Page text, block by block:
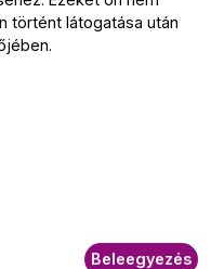
történt látogatása után
Beleegyezés